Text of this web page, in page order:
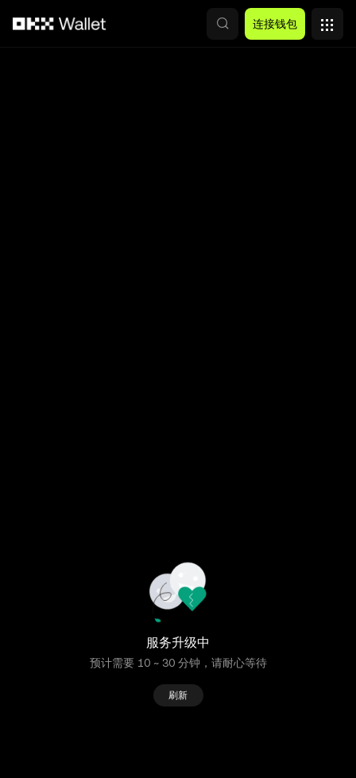
连接钱包
服务升级中
预计需要 10 ~ 30 分钟，请耐心等待
刷新